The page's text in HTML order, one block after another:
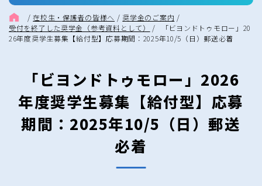
/在校生・保護者の皆様へ / 奨学金のご案内 /
受付を終了した奨学金（参考資料として）
/
「ビヨンドトゥモロー」20
26年度奨学生募集【給付型】応募期間：2025年10/5（日）郵送必着
「ビヨンドトゥモロー」2026
年度奨学生募集【給付型】応募
期間：2025年10/5（日）郵送
必着